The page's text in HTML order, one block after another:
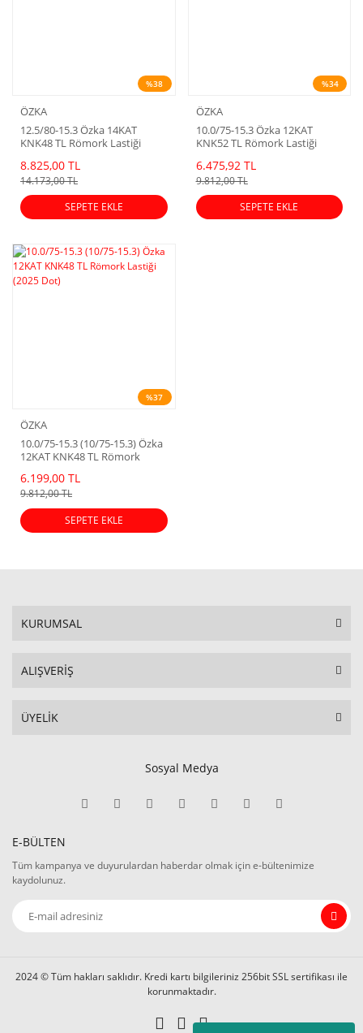
%38
ÖZKA
12.5/80-15.3 Özka 14KAT
KNK48 TL Römork Lastiği
8.825,00 TL
14.173,00 TL
SEPETE EKLE
%34
ÖZKA
10.0/75-15.3 Özka 12KAT
KNK52 TL Römork Lastiği
6.475,92 TL
9.812,00 TL
SEPETE EKLE
%37
ÖZKA
10.0/75-15.3 (10/75-15.3) Özka
12KAT KNK48 TL Römork
6.199,00 TL
9.812,00 TL
SEPETE EKLE
KURUMSAL
ALIŞVERİŞ
ÜYELİK
Sosyal Medya
E-BÜLTEN
Tüm kampanya ve duyurulardan haberdar olmak için e-bültenimize
kaydolunuz.
2024 © Tüm hakları saklıdır. Kredi kartı bilgileriniz 256bit SSL sertifikası ile
korunmaktadır.